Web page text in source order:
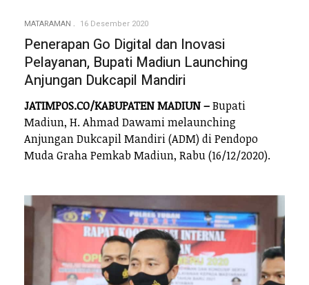
MATARAMAN 16 Desember 2020
Penerapan Go Digital dan Inovasi
Pelayanan, Bupati Madiun Launching
Anjungan Dukcapil Mandiri
JATIMPOS.CO/KABUPATEN MADIUN –Bupati
Madiun, H. Ahmad Dawami melaunching
Anjungan Dukcapil Mandiri (ADM) di Pendopo
Muda Graha Pemkab Madiun, Rabu (16/12/2020).